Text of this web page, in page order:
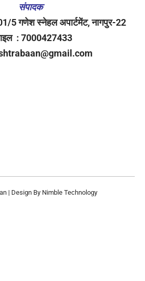
संपादक
5 गणेश स्नेहल अपार्टमेंट, नागपुर-22
: 7000427433
| Design By Nimble Technology